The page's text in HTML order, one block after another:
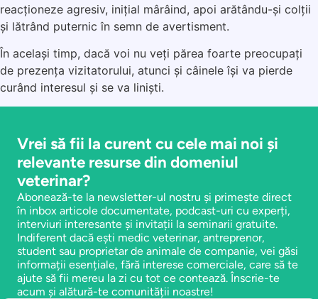
reacționeze agresiv, inițial mârâind, apoi arătându-și colții
și lătrând puternic în semn de avertisment.
În același timp, dacă voi nu veți părea foarte preocupați
de prezența vizitatorului, atunci și câinele își va pierde
curând interesul și se va liniști.
Vrei să fii la curent cu cele mai noi și
relevante resurse din domeniul
veterinar?
Abonează-te la newsletter-ul nostru și primește direct
în inbox articole documentate, podcast-uri cu experți,
interviuri interesante și invitații la seminarii gratuite.
Indiferent dacă ești medic veterinar, antreprenor,
student sau proprietar de animale de companie, vei găsi
informații esențiale, fără interese comerciale, care să te
ajute să fii mereu la zi cu tot ce contează. Înscrie-te
acum și alătură-te comunității noastre!